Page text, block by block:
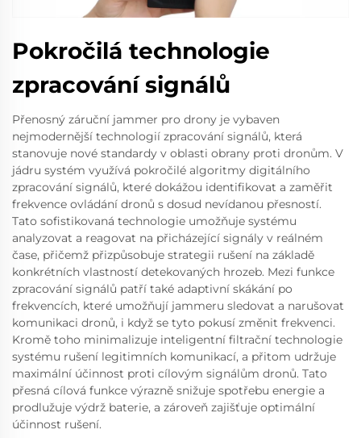
Pokročilá technologie
zpracování signálů
Přenosný záruční jammer pro drony je vybaven
nejmodernější technologií zpracování signálů, která
stanovuje nové standardy v oblasti obrany proti dronům. V
jádru systém využívá pokročilé algoritmy digitálního
zpracování signálů, které dokážou identifikovat a zaměřit
frekvence ovládání dronů s dosud nevídanou přesností.
Tato sofistikovaná technologie umožňuje systému
analyzovat a reagovat na přicházející signály v reálném
čase, přičemž přizpůsobuje strategii rušení na základě
konkrétních vlastností detekovaných hrozeb. Mezi funkce
zpracování signálů patří také adaptivní skákání po
frekvencích, které umožňují jammeru sledovat a narušovat
komunikaci dronů, i když se tyto pokusí změnit frekvenci.
Kromě toho minimalizuje inteligentní filtrační technologie
systému rušení legitimních komunikací, a přitom udržuje
maximální účinnost proti cílovým signálům dronů. Tato
přesná cílová funkce výrazně snižuje spotřebu energie a
prodlužuje výdrž baterie, a zároveň zajišťuje optimální
účinnost rušení.